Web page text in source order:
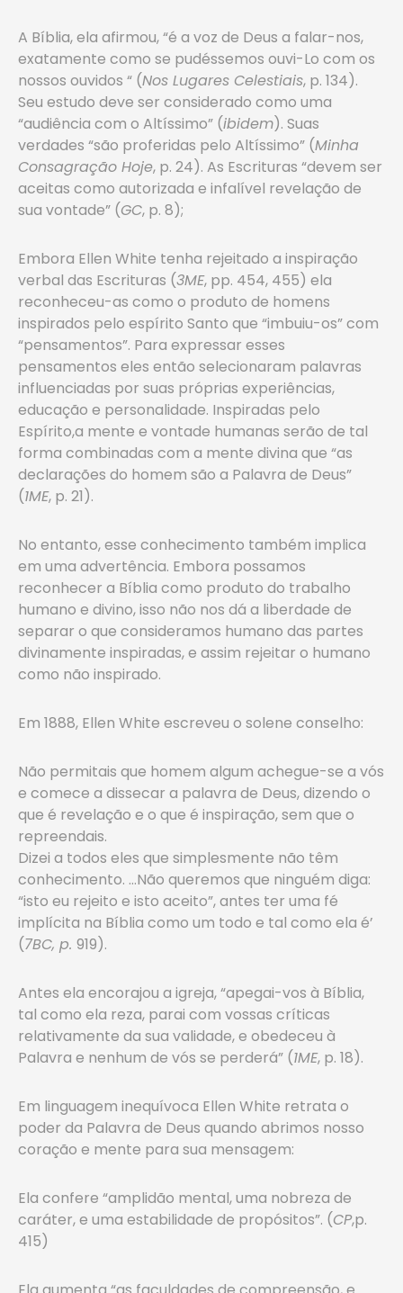
A Bíblia, ela afirmou, “é a voz de Deus a falar-nos,
exatamente como se pudéssemos ouvi-Lo com os
nossos ouvidos “ (Nos Lugares Celestiais, p. 134).
Seu estudo deve ser considerado como uma
“audiência com o Altíssimo” (ibidem). Suas
verdades “são proferidas pelo Altíssimo” (Minha
Consagração Hoje, p. 24). As Escrituras “devem ser
aceitas como autorizada e infalível revelação de
sua vontade” (GC, p. 8);
Embora Ellen White tenha rejeitado a inspiração
verbal das Escrituras (3ME, pp. 454, 455) ela
reconheceu-as como o produto de homens
inspirados pelo espírito Santo que “imbuiu-os” com
“pensamentos”. Para expressar esses
pensamentos eles então selecionaram palavras
influenciadas por suas próprias experiências,
educação e personalidade. Inspiradas pelo
Espírito,a mente e vontade humanas serão de tal
forma combinadas com a mente divina que “as
declarações do homem são a Palavra de Deus”
(1ME, p. 21).
No entanto, esse conhecimento também implica
em uma advertência. Embora possamos
reconhecer a Bíblia como produto do trabalho
humano e divino, isso não nos dá a liberdade de
separar o que consideramos humano das partes
divinamente inspiradas, e assim rejeitar o humano
como não inspirado.
Em 1888, Ellen White escreveu o solene conselho:
Não permitais que homem algum achegue-se a vós
e comece a dissecar a palavra de Deus, dizendo o
que é revelação e o que é inspiração, sem que o
repreendais.
Dizei a todos eles que simplesmente não têm
conhecimento. …Não queremos que ninguém diga:
“isto eu rejeito e isto aceito”, antes ter uma fé
implícita na Bíblia como um todo e tal como ela é’
(7BC, p. 919).
Antes ela encorajou a igreja, “apegai-vos à Bíblia,
tal como ela reza, parai com vossas críticas
relativamente da sua validade, e obedeceu à
Palavra e nenhum de vós se perderá” (1ME, p. 18).
Em linguagem inequívoca Ellen White retrata o
poder da Palavra de Deus quando abrimos nosso
coração e mente para sua mensagem:
Ela confere “amplidão mental, uma nobreza de
caráter, e uma estabilidade de propósitos”. (CP,p.
415)